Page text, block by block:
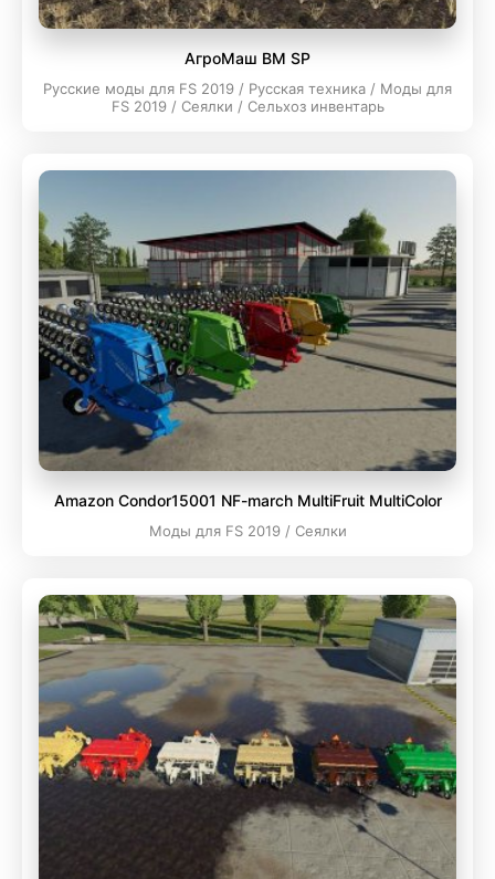
АгроМаш BM SP
Русские моды для FS 2019 / Русская техника / Моды для
FS 2019 / Сеялки / Сельхоз инвентарь
Amazon Condor15001 NF-march MultiFruit MultiColor
Моды для FS 2019 / Сеялки